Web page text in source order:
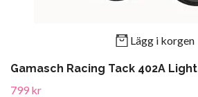
Lägg i korgen
Gamasch Racing Tack 402A Light
799 kr